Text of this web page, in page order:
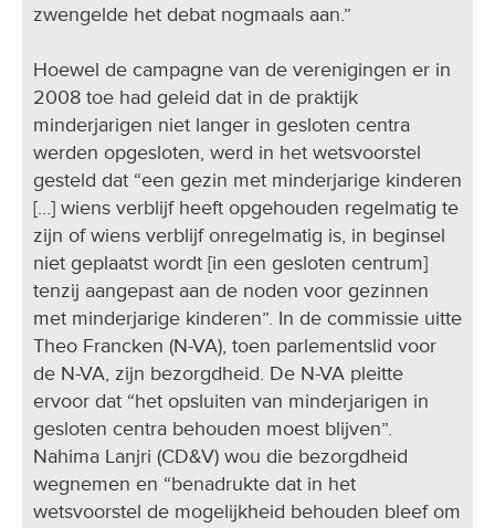
zwengelde het debat nogmaals aan.”
Hoewel de campagne van de verenigingen er in
2008 toe had geleid dat in de praktijk
minderjarigen niet langer in gesloten centra
werden opgesloten, werd in het wetsvoorstel
gesteld dat “een gezin met minderjarige kinderen
[…] wiens verblijf heeft opgehouden regelmatig te
zijn of wiens verblijf onregelmatig is, in beginsel
niet geplaatst wordt [in een gesloten centrum]
tenzij aangepast aan de noden voor gezinnen
met minderjarige kinderen”. In de commissie uitte
Theo Francken (N-VA), toen parlementslid voor
de N-VA, zijn bezorgdheid. De N-VA pleitte
ervoor dat “het opsluiten van minderjarigen in
gesloten centra behouden moest blijven”.
Nahima Lanjri (CD&V) wou die bezorgdheid
wegnemen en “benadrukte dat in het
wetsvoorstel de mogelijkheid behouden bleef om